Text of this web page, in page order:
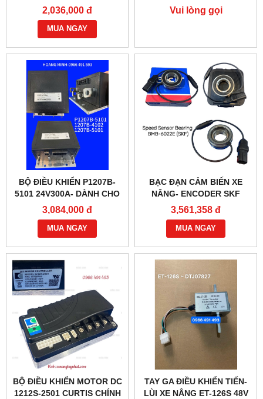
G218-REB-04-10B
2,036,000 đ
MUA NGAY
Vui lòng gọi
BỘ ĐIỀU KHIỂN P1207B-
5101 24V300A- DÀNH CHO
XE NÂNG
3,084,000 đ
MUA NGAY
BẠC ĐẠN CẢM BIẾN XE
NÂNG- ENCODER SKF
BMB-6022E
3,561,358 đ
MUA NGAY
BỘ ĐIỀU KHIỂN MOTOR DC
1212S-2501 CURTIS CHÍNH
TAY GA ĐIỀU KHIỂN TIẾN-
LÙI XE NÂNG ET-126S 48V